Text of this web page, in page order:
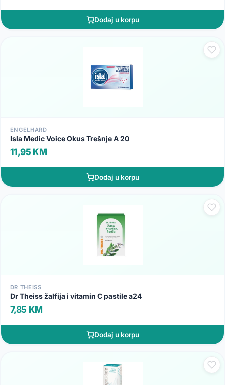
Dodaj u korpu
ENGELHARD
Isla Medic Voice Okus Trešnje A 20
11,95 KM
Dodaj u korpu
DR THEISS
Dr Theiss žalfija i vitamin C pastile a24
7,85 KM
Dodaj u korpu